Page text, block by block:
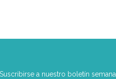
Suscribirse a nuestro boletín semanal